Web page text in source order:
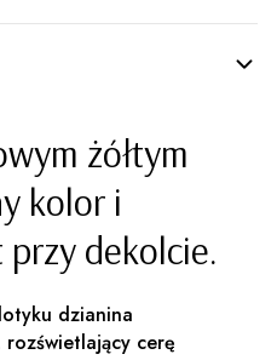
żółtym
kolor i
dekolcie.
dzianina
cerę